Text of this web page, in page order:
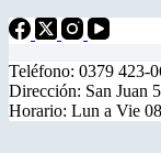
Teléfono: 0379 423-
Dirección: San Juan
Horario: Lun a Vie